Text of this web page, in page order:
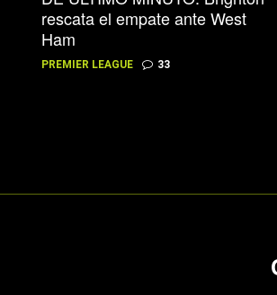
rescata el empate ante West
Ham
PREMIER LEAGUE 33